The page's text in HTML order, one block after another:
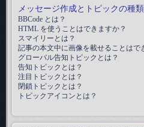
メッセージ作成とトピックの種類
BBCode とは？
HTML を使うことはできますか？
スマイリーとは？
記事の本文中に画像を載せることはで
グローバル告知トピックとは？
告知トピックとは？
注目トピックとは？
閉鎖トピックとは？
トピックアイコンとは？